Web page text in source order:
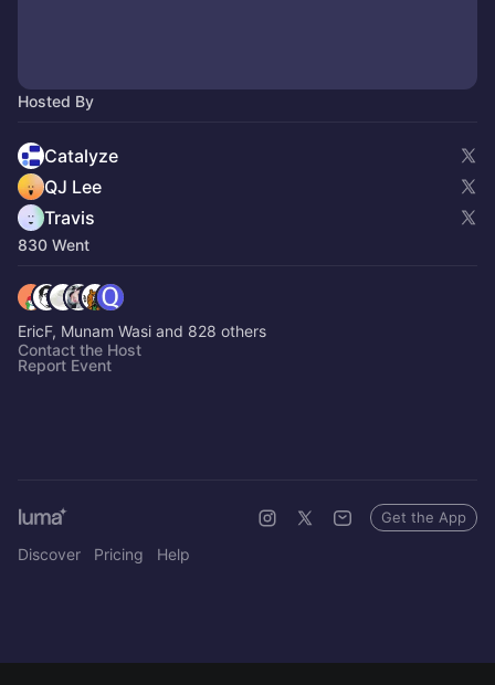
Hosted By
Catalyze
QJ Lee
Travis
830 Went
EricF, Munam Wasi and 828 others
Contact the Host
Report Event
Discover Pricing Help
Get the App